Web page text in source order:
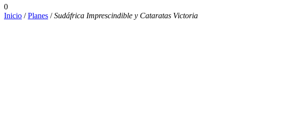
0
Inicio /Planes /Sudáfrica Imprescindible y Cataratas Victoria